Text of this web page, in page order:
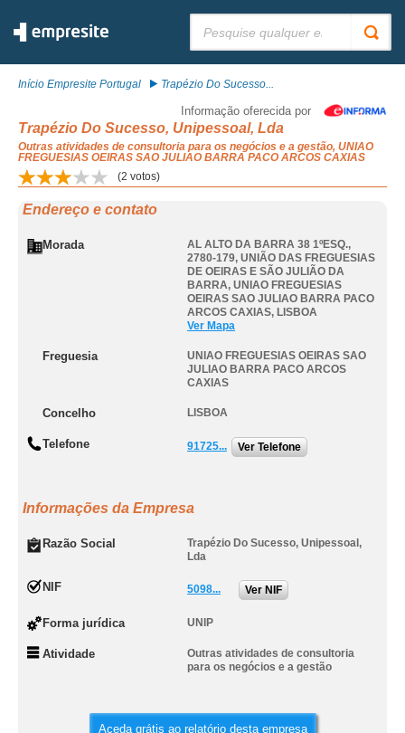
Início Empresite Portugal Trapézio Do Sucesso...
Informação oferecida por
Trapézio Do Sucesso, Unipessoal, Lda
Outras atividades de consultoria para os negócios e a gestão, UNIAO
FREGUESIAS OEIRAS SAO JULIAO BARRA PACO ARCOS CAXIAS
(2 votos)
Endereço e contato
Morada
AL ALTO DA BARRA 38 1ºESQ.,
2780-179, UNIÃO DAS FREGUESIAS
DE OEIRAS E SÃO JULIÃO DA
BARRA, UNIAO FREGUESIAS
OEIRAS SAO JULIAO BARRA PACO
ARCOS CAXIAS, LISBOA
Ver Mapa
Freguesia
UNIAO FREGUESIAS OEIRAS SAO
JULIAO BARRA PACO ARCOS
CAXIAS
Concelho LISBOA
Telefone 91725... Ver Telefone
Informações da Empresa
Razão Social
Trapézio Do Sucesso, Unipessoal,
Lda
NIF 5098... Ver NIF
Forma jurídica UNIP
Atividade
Outras atividades de consultoria
para os negócios e a gestão
Aceda grátis ao relatório desta empresa